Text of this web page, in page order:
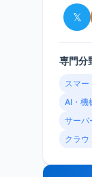
𝕏
専門分
スマー
AI・機
サーバ
クラウ